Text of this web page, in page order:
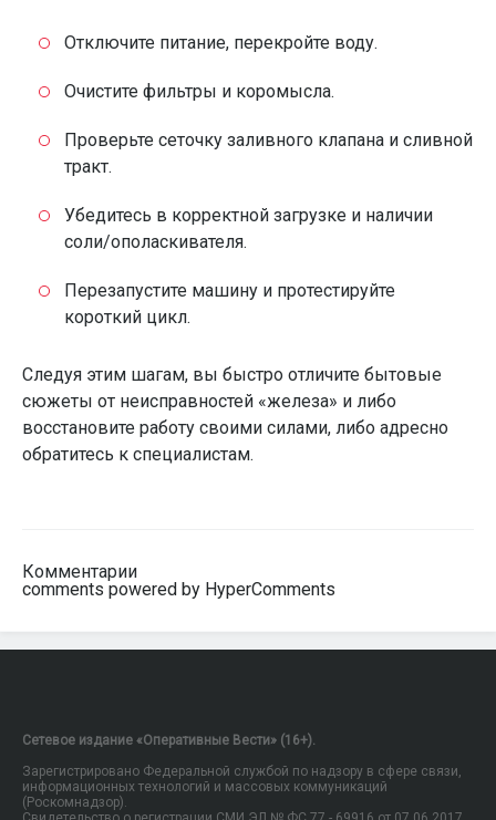
Отключите питание, перекройте воду.
Очистите фильтры и коромысла.
Проверьте сеточку заливного клапана и сливной
тракт.
Убедитесь в корректной загрузке и наличии
соли/ополаскивателя.
Перезапустите машину и протестируйте
короткий цикл.
Следуя этим шагам, вы быстро отличите бытовые
сюжеты от неисправностей «железа» и либо
восстановите работу своими силами, либо адресно
обратитесь к специалистам.
Комментарии
comments powered by HyperComments
Сетевое издание «Оперативные Вести» (16+).
Зарегистрировано Федеральной службой по надзору в сфере связи,
информационных технологий и массовых коммуникаций
(Роскомнадзор).